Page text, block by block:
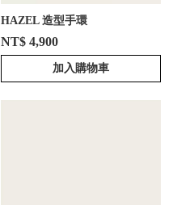
HAZEL 造型手環
NT$ 4,900
加入購物車